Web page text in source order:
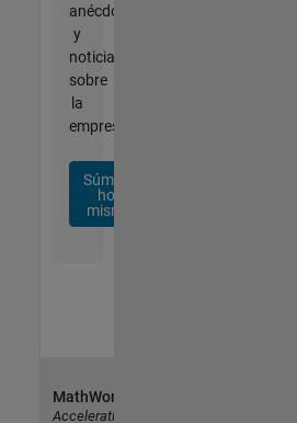
anécdotas
y
noticias
sobre
la
empresa.
Súmese
hoy
mismo
MathWorks
Accelerating